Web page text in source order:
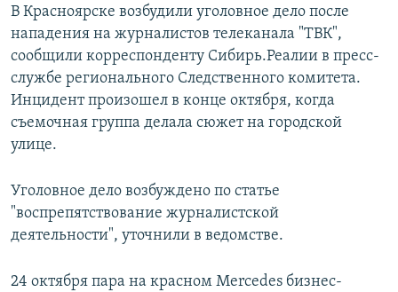
Все сайты РСЕ/РС
В Красноярске возбудили уголовное дело после
нападения на журналистов телеканала "ТВК",
сообщили корреспонденту Сибирь.Реалии в пресс-
службе регионального Следственного комитета.
Инцидент произошел в конце октября, когда
съемочная группа делала сюжет на городской
улице.
Уголовное дело возбуждено по статье
"воспрепятствование журналистской
деятельности", уточнили в ведомстве.
24 октября пара на красном Mercedes бизнес-